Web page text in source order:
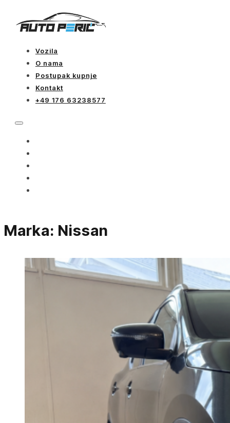
Vozila
O nama
Postupak kupnje
Kontakt
+49 176 63238577
Marka: Nissan